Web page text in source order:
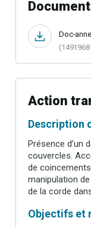
Doc-
Action
Description
Présence d’un
couvercles.
de
manipulation
de la corde
Objectifs et